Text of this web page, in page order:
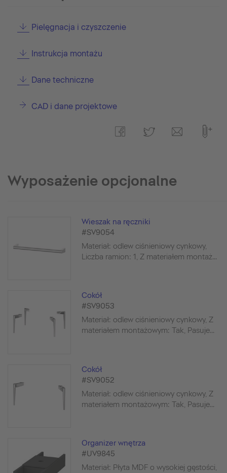
Pielęgnacja i czyszczenie
Instrukcja montażu
Dane techniczne
CAD i dane projektowe
Wyposażenie opcjonalne
Wieszak na ręczniki
#SV9054
Materiał: odlew ciśnieniowy cynkowy,
Liczba ramion: 1, Z materiałem montaż...
Cokół
#SV9053
Materiał: odlew ciśnieniowy cynkowy, Z
materiałem montażowym: Tak, Pasuje...
Cokół
#SV9052
Materiał: odlew ciśnieniowy cynkowy, Z
materiałem montażowym: Tak, Pasuje...
Organizer wnętrza
#UV9845
Materiał: Płyta MDF o wysokiej gęstości,